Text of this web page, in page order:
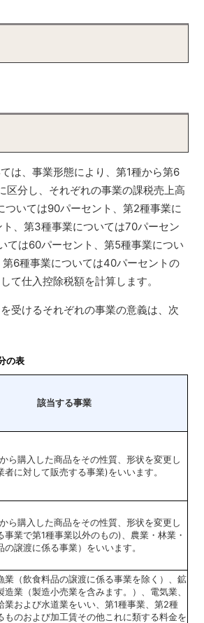
は、事業形態により、第1種から第6
区分し、それぞれの事業の課税売上高
ついては90パーセント、第2種事業に
、第3種事業については70パーセン
ては60パーセント、第5種事業につい
6種事業については40パーセントの
て仕入控除税額を計算します。
受けるそれぞれの事業の意義は、次
の表
該当する事業
ら購入した商品をその性質、形状を変更し
者に対して販売する事業)をいいます。
ら購入した商品をその性質、形状を変更し
事業で第1種事業以外のもの)、農業・林業・
の譲渡に係る事業）をいいます。
業（飲食料品の譲渡に係る事業を除く）、鉱
造業（製造小売業を含みます。）、電気業、
業および水道業をいい、第1種事業、第2種
ものおよび加工賃その他これに類する料金を